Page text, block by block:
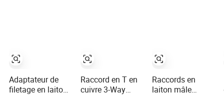
Adaptateur de
filetage en laiton
Raccord en T en
cuivre 3-Way
Raccords en
laiton mâle